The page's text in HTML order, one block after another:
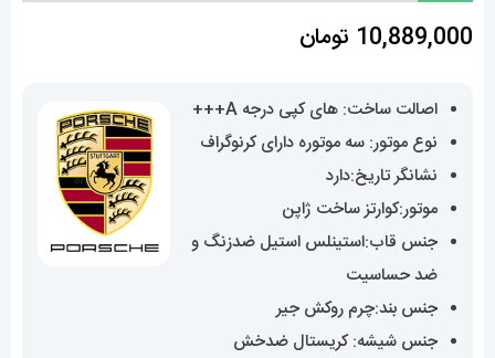
10,889,000 تومان
اصالت ساخت: های کپی درجه A+++
نوع موتور: سه موتوره دارای کرنوگراف
نشانگر تاریخ:دارد
موتور:کوارتز ساخت ژاپن
جنس قاب:استینلس استیل ضدزنگ و
ضد حساسیت
جنس بند:چرم روکش جیر
جنس شیشه: کریستال ضدخش